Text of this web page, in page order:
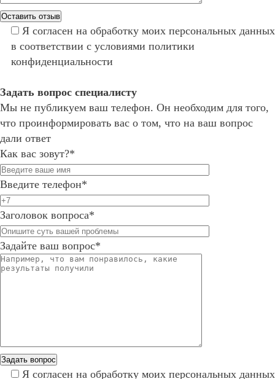
Я согласен на обработку моих персональных данных
в соответствии с условиями политики
конфиденциальности
Задать вопрос специалисту
Мы не публикуем ваш телефон. Он необходим для того,
что проинформировать вас о том, что на ваш вопрос
дали ответ
Как вас зовут?*
Введите телефон*
Заголовок вопроса*
Задайте ваш вопрос*
Я согласен на обработку моих персональных данных